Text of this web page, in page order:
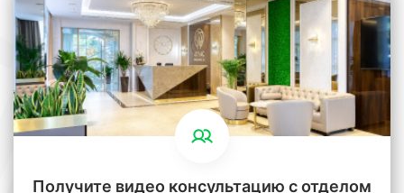
Получите видео консультацию с отделом